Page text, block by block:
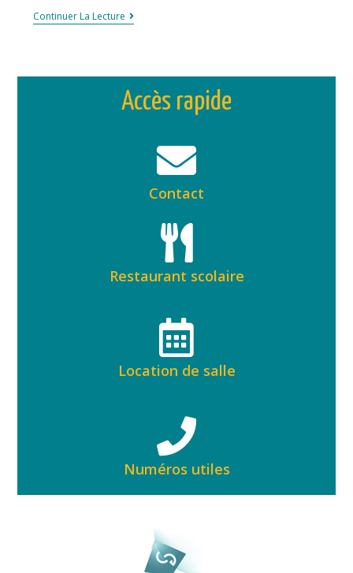
Continuer La Lecture
Accès rapide
Contact
Restaurant scolaire
Location de salle
Numéros utiles